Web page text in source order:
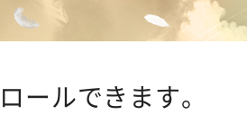
ールできます。